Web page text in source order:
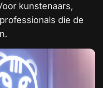
kunstenaars,
die de